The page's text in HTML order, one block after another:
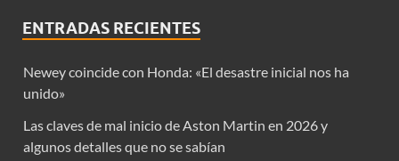
ENTRADAS RECIENTES
Newey coincide con Honda: «El desastre inicial nos ha
unido»
Las claves de mal inicio de Aston Martin en 2026 y
algunos detalles que no se sabían